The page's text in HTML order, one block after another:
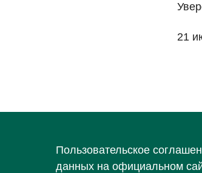
21
Пользовательское
данных на официальном